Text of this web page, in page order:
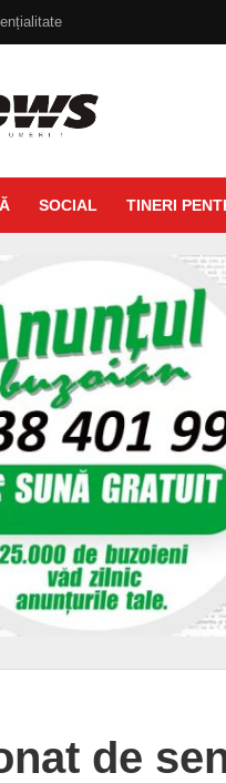
SOCIAL TINERI
de